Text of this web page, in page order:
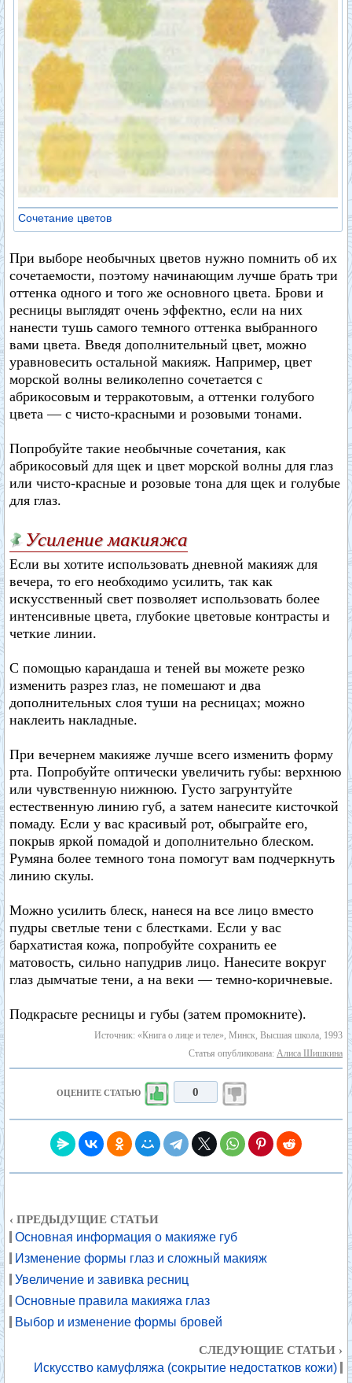
Сочетание цветов
При выборе необычных цветов нужно помнить об их
сочетаемости, поэтому начинающим лучше брать три
оттенка одного и того же основного цвета. Брови и
ресницы выглядят очень эффектно, если на них
нанести тушь самого темного оттенка выбранного
вами цвета. Введя дополнительный цвет, можно
уравновесить остальной макияж. Например, цвет
морской волны великолепно сочетается с
абрикосовым и терракотовым, а оттенки голубого
цвета — с чисто-красными и розовыми тонами.
Попробуйте такие необычные сочетания, как
абрикосовый для щек и цвет морской волны для глаз
или чисто-красные и розовые тона для щек и голубые
для глаз.
Усиление макияжа
Если вы хотите использовать дневной макияж для
вечера, то его необходимо усилить, так как
искусственный свет позволяет использовать более
интенсивные цвета, глубокие цветовые контрасты и
четкие линии.
С помощью карандаша и теней вы можете резко
изменить разрез глаз, не помешают и два
дополнительных слоя туши на ресницах; можно
наклеить накладные.
При вечернем макияже лучше всего изменить форму
рта. Попробуйте оптически увеличить губы: верхнюю
или чувственную нижнюю. Густо загрунтуйте
естественную линию губ, а затем нанесите кисточкой
помаду. Если у вас красивый рот, обыграйте его,
покрыв яркой помадой и дополнительно блеском.
Румяна более темного тона помогут вам подчеркнуть
линию скулы.
Можно усилить блеск, нанеся на все лицо вместо
пудры светлые тени с блестками. Если у вас
бархатистая кожа, попробуйте сохранить ее
матовость, сильно напудрив лицо. Нанесите вокруг
глаз дымчатые тени, а на веки — темно-коричневые.
Подкрасьте ресницы и губы (затем промокните).
Источник: «Книга о лице и теле», Минск, Высшая школа, 1993
Статья опубликована: Алиса Шишкина
ОЦЕНИТЕ СТАТЬЮ 0
‹ ПРЕДЫДУЩИЕ СТАТЬИ
Основная информация о макияже губ
Изменение формы глаз и сложный макияж
Увеличение и завивка ресниц
Основные правила макияжа глаз
Выбор и изменение формы бровей
СЛЕДУЮЩИЕ СТАТЬИ ›
Искусство камуфляжа (сокрытие недостатков кожи)